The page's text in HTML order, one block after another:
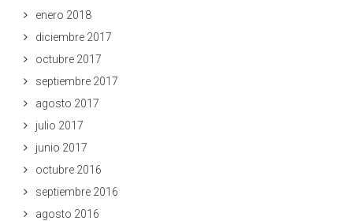
enero 2018
diciembre 2017
octubre 2017
septiembre 2017
agosto 2017
julio 2017
junio 2017
octubre 2016
septiembre 2016
agosto 2016